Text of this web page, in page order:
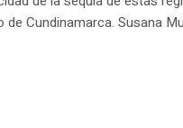
Cundinamarca. Susana